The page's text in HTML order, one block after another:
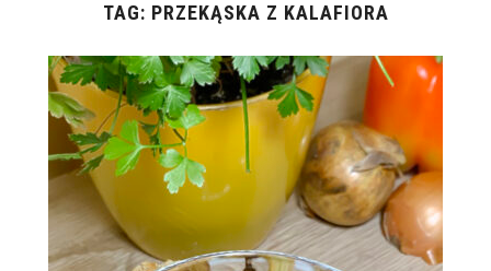
TAG: PRZEKĄSKA Z KALAFIORA